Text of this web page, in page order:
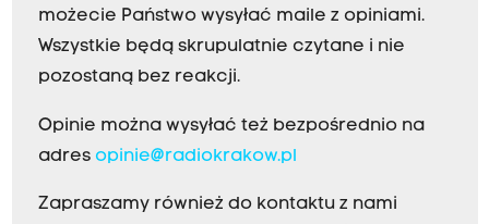
możecie Państwo wysyłać maile z opiniami.
Wszystkie będą skrupulatnie czytane i nie
pozostaną bez reakcji.
Opinie można wysyłać też bezpośrednio na
adres opinie@radiokrakow.pl
Zapraszamy również do kontaktu z nami